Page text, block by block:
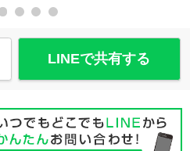
LINEで共有する